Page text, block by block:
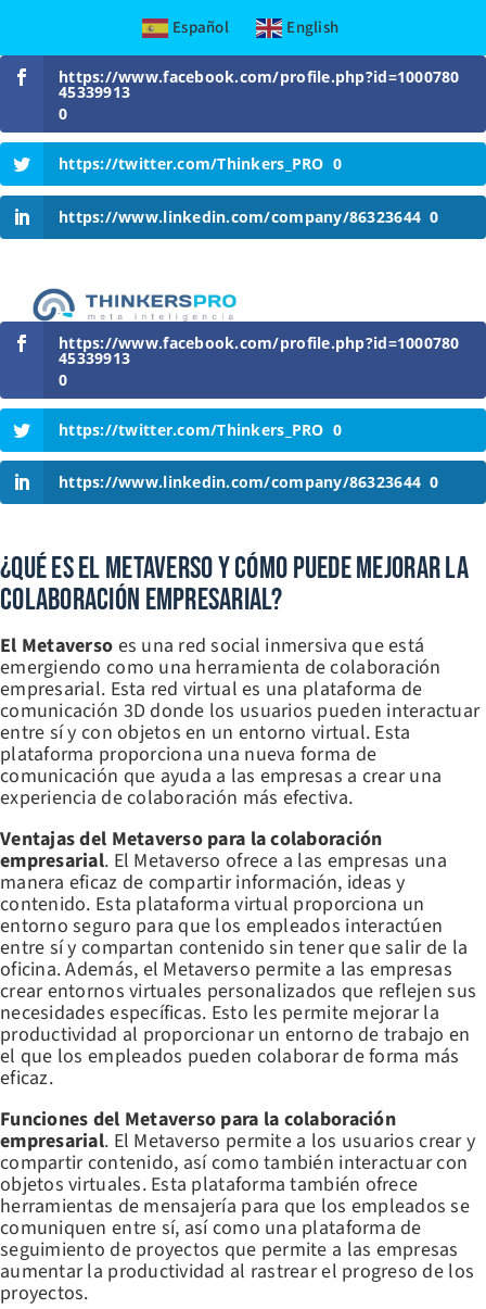
Español English
Skip
to
content
https://www.facebook.com/profile.php?id=1000780
45339913
0
https://twitter.com/Thinkers_PRO 0
https://www.linkedin.com/company/86323644 0
https://www.facebook.com/profile.php?id=1000780
45339913
0
https://twitter.com/Thinkers_PRO 0
https://www.linkedin.com/company/86323644 0
¿Qué Es El Metaverso Y Cómo Puede Mejorar La
Colaboración Empresarial?
El Metaverso es una red social inmersiva que está
emergiendo como una herramienta de colaboración
empresarial. Esta red virtual es una plataforma de
comunicación 3D donde los usuarios pueden interactuar
entre sí y con objetos en un entorno virtual. Esta
plataforma proporciona una nueva forma de
comunicación que ayuda a las empresas a crear una
experiencia de colaboración más efectiva.
Ventajas del Metaverso para la colaboración
empresarial. El Metaverso ofrece a las empresas una
manera eficaz de compartir información, ideas y
contenido. Esta plataforma virtual proporciona un
entorno seguro para que los empleados interactúen
entre sí y compartan contenido sin tener que salir de la
oficina. Además, el Metaverso permite a las empresas
crear entornos virtuales personalizados que reflejen sus
necesidades específicas. Esto les permite mejorar la
productividad al proporcionar un entorno de trabajo en
el que los empleados pueden colaborar de forma más
eficaz.
Funciones del Metaverso para la colaboración
empresarial. El Metaverso permite a los usuarios crear y
compartir contenido, así como también interactuar con
objetos virtuales. Esta plataforma también ofrece
herramientas de mensajería para que los empleados se
comuniquen entre sí, así como una plataforma de
seguimiento de proyectos que permite a las empresas
aumentar la productividad al rastrear el progreso de los
proyectos.